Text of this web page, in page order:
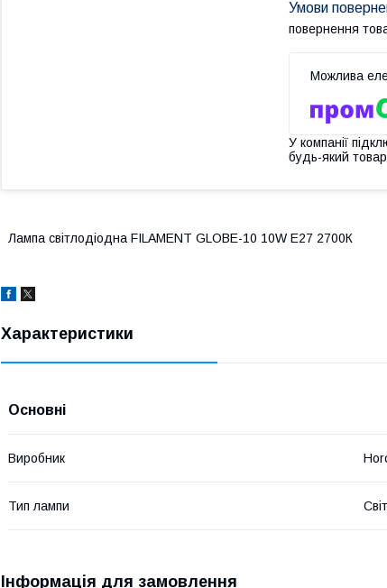
повернення
У компанії
будь-який
Лампа світлодіодна FILAMENT GLOBE-10 10W Е27 2700К
Характеристики
Основні
Виробник
Тип лампи
Інформація для замовлення